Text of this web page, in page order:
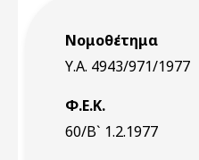
Νομοθέτημα
Υ.Α. 4943/971/1977
Φ.Ε.Κ.
60/Β` 1.2.1977